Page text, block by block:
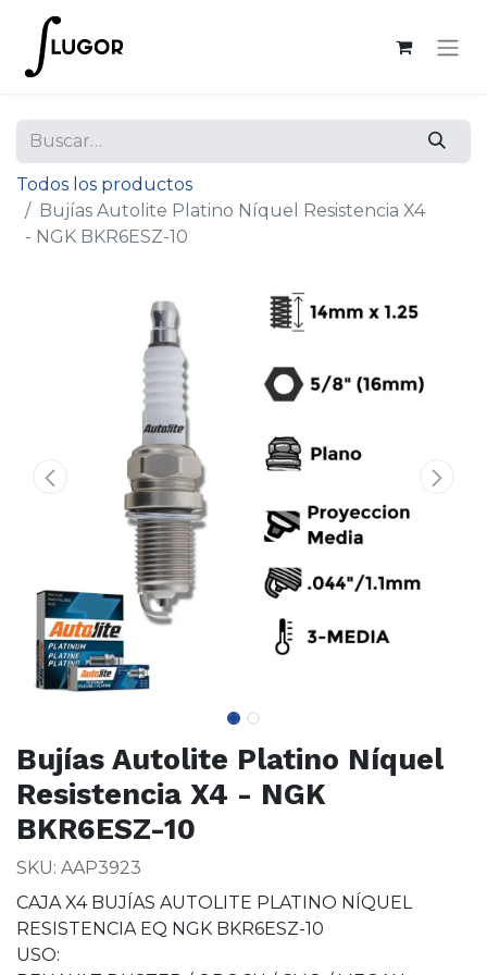
Todos los productos
Bujías Autolite Platino Níquel Resistencia X4
- NGK BKR6ESZ-10
Bujías Autolite Platino Níquel
Resistencia X4 - NGK
BKR6ESZ-10
SKU: AAP3923
CAJA X4 BUJÍAS AUTOLITE PLATINO NÍQUEL
RESISTENCIA EQ NGK BKR6ESZ-10
USO: